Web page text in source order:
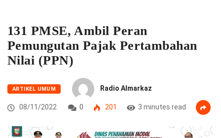
131 PMSE, Ambil Peran
Pemungutan Pajak Pertambahan
Nilai (PPN)
ARTIKEL UMUM Radio Almarkaz
08/11/2022 0 201 3 minutes read